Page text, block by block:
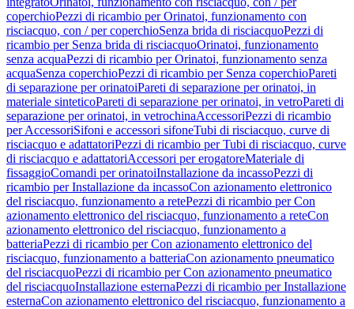
coperchioPezzi di ricambio per Orinatoi, funzionamento con
risciacquo, con / per coperchioSenza brida di risciacquoPezzi di
ricambio per Senza brida di risciacquoOrinatoi, funzionamento
senza acquaPezzi di ricambio per Orinatoi, funzionamento senza
acquaSenza coperchioPezzi di ricambio per Senza coperchioPareti
di separazione per orinatoiPareti di separazione per orinatoi, in
materiale sinteticoPareti di separazione per orinatoi, in vetroPareti di
separazione per orinatoi, in vetrochinaAccessoriPezzi di ricambio
per AccessoriSifoni e accessori sifoneTubi di risciacquo, curve di
risciacquo e adattatoriPezzi di ricambio per Tubi di risciacquo, curve
di risciacquo e adattatoriAccessori per erogatoreMateriale di
fissaggioComandi per orinatoiInstallazione da incassoPezzi di
ricambio per Installazione da incassoCon azionamento elettronico
del risciacquo, funzionamento a retePezzi di ricambio per Con
azionamento elettronico del risciacquo, funzionamento a reteCon
azionamento elettronico del risciacquo, funzionamento a
batteriaPezzi di ricambio per Con azionamento elettronico del
risciacquo, funzionamento a batteriaCon azionamento pneumatico
del risciacquoPezzi di ricambio per Con azionamento pneumatico
del risciacquoInstallazione esternaPezzi di ricambio per Installazione
esternaCon azionamento elettronico del risciacquo, funzionamento a